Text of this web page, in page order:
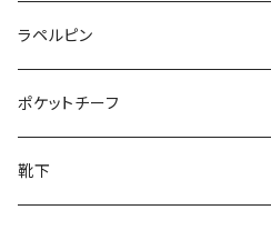
50/XL～
27cm～
28cm～
ラペルピン
ポケットチーフ
靴下